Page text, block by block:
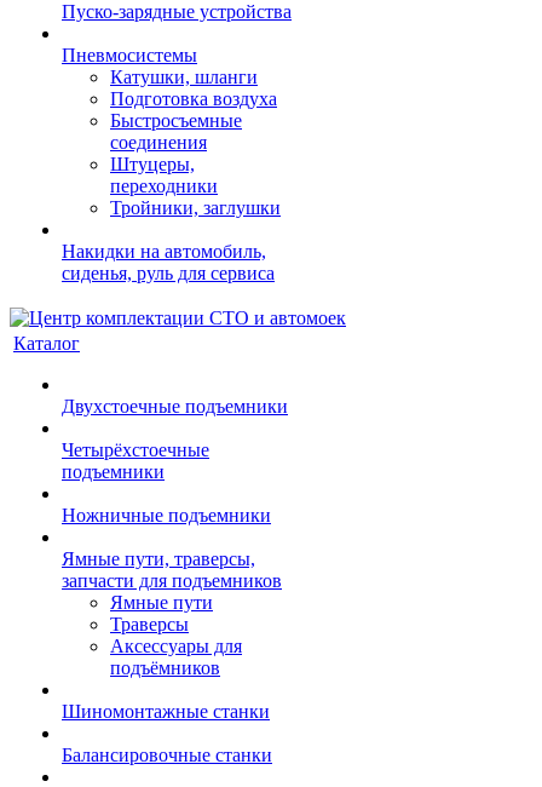
Пуско-зарядные устройства
Пневмосистемы
Катушки, шланги
Подготовка воздуха
Быстросъемные
соединения
Штуцеры,
переходники
Тройники, заглушки
Накидки на автомобиль,
сиденья, руль для сервиса
Каталог
Двухстоечные подъемники
Четырёхстоечные
подъемники
Ножничные подъемники
Ямные пути, траверсы,
запчасти для подъемников
Ямные пути
Траверсы
Аксессуары для
подъёмников
Шиномонтажные станки
Балансировочные станки